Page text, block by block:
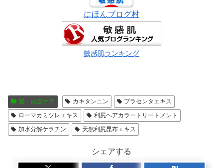
にほんブログ村
敏感肌ランキング
髪・頭皮ケア カキタンニン
プラセンタエキス
ローマカミツレエキス
利尻ヘアカラートリートメント
加水分解ケラチン
天然利尻昆布エキス
シェアする